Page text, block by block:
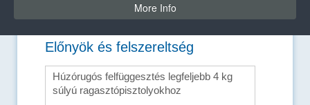
Előnyök és felszereltség
Húzórugós felfüggesztés legfeljebb 4 kg
súlyú ragasztópisztolyokhoz
More Info